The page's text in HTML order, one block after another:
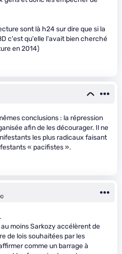
sont là h24 sur dire que si la
c'est qu'elle l'avait bien cherché
en 2014)
conclusions : la répression
afin de les décourager. Il ne
les plus radicaux faisant
« pacifistes ».
moins Sarkozy accélèrent de
de lois souhaitées par les
comme un barrage à